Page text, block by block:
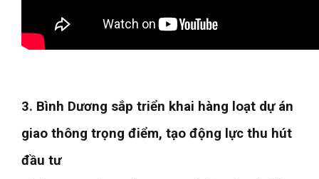
3. Bình Dương sắp triển khai hàng loạt dự án
giao thông trọng điểm, tạo động lực thu hút
đầu tư